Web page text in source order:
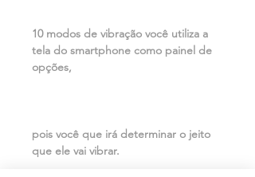
10 modos de vibração você utiliza a
tela do smartphone como painel de
opções,
pois você que irá determinar o jeito
que ele vai vibrar.